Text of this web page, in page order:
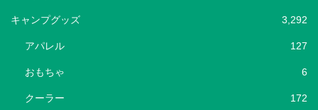
キャンプグッズ 3,292
アパレル 127
おもちゃ 6
クーラー 172